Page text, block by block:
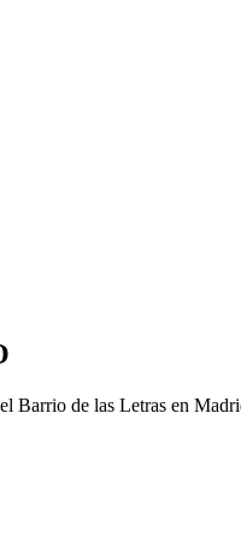
Barrio de las Letras en